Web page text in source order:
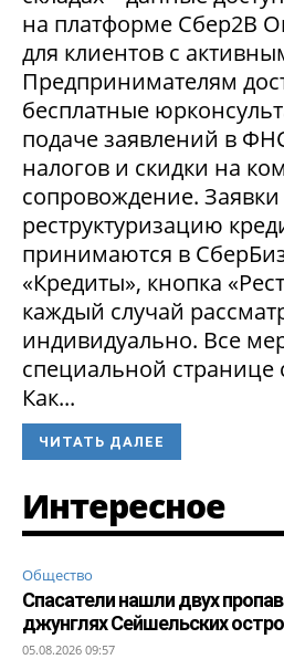
на платформе Сбер2В
для клиентов с
Предпринимателям
бесплатные
подаче заявлений в
налогов и скидки на
сопровождение.
реструктуризацию
принимаются в
«Кредиты», кнопка
каждый случай
индивидуально. Все
специальной странице
Как...
ЧИТАТЬ ДАЛЕЕ
Интересное
Общество
Спасатели нашли двух
джунглях Сейшельских
05.08.2026 09:57